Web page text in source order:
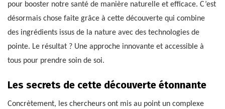
pour booster notre santé de manière naturelle et efficace. C’est
désormais chose faite grâce à cette découverte qui combine
des ingrédients issus de la nature avec des technologies de
pointe. Le résultat ? Une approche innovante et accessible à
tous pour prendre soin de soi.
Les secrets de cette découverte étonnante
Concrètement, les chercheurs ont mis au point un complexe